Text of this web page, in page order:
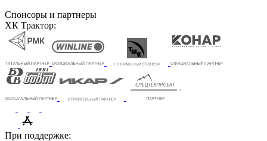
Спонсоры и партнеры
ХК Трактор:
При поддержке: